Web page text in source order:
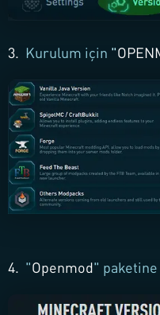
3. Kurulum için "
4. "Openmod" paketine